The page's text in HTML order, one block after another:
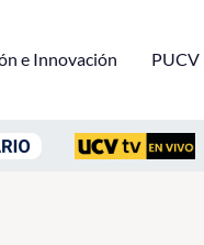
e Innovación